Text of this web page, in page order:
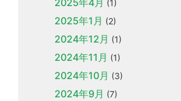
2025年4月 (1)
2025年1月 (2)
2024年12月 (1)
2024年11月 (1)
2024年10月 (3)
2024年9月 (7)